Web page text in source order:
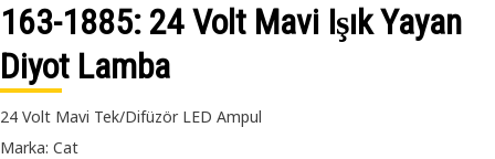
163-1885: 24 Volt Mavi Işık Yayan
Diyot Lamba
24 Volt Mavi Tek/Difüzör LED Ampul
Marka: Cat